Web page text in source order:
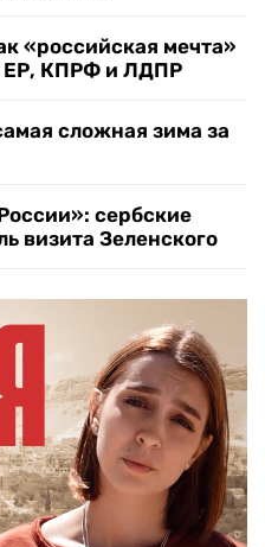
«российская мечта»
ЕР, КПРФ и ЛДПР
сложная зима за
сербские
визита Зеленского